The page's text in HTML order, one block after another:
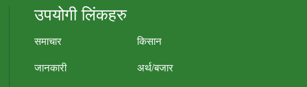
उपयोगी लिंकहरु
समाचार
किसान
जानकारी
अर्थ/बजार